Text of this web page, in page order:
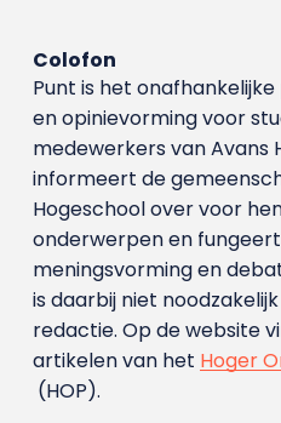
Colofon
Punt is het
en opinievorming voor
medewerkers van Avans
informeert de
Hogeschool over voor
onderwerpen en
meningsvorming en
is daarbij niet
redactie. Op de website
artikelen van het Hoger
(HOP).